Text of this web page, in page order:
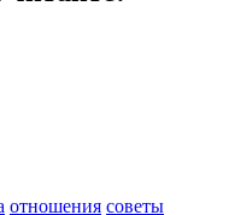
отношения советы